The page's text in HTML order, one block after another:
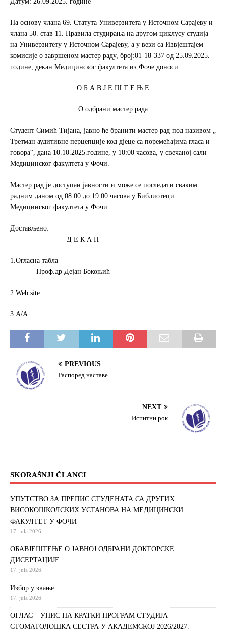
o
k
r
На основу члана 69. Статута Универзитета у Источном Сарајеву и
чланa 50. став 11. Правила студирања на другом циклусу студија
на Универзитету у Источном Сарајеву, а у вези са Извјештајем
комисије о завршеном мастер раду, број:01-18-337 од 25.09.2025.
године, декан Медицинског факултета из Фоче доноси
О Б А В Ј Е Ш Т Е Њ Е
О одбрани мастер рада
Студент Симић Тијана, јавно ће бранити мастер рад под називом „
Третман аудитивне перцепције код дјеце са поремећајима гласа и
говора“, дана 10.10.2025.године, у 10:00 часова, у свечаној сали
Медицинског факултета у Фочи.
Мастер рад је доступан јавности и може се погледати сваким
радним даном од 08:00 до 19:00 часова у Библиотеци
Медицинског факултета у Фочи.
Достављено:
Д Е К А Н
1.Огласна табла
Проф.др Дејан Бокоњић
2.Web site
3.А/А
PREVIOUS
Распоред наставе
NEXT
Испитни рок
SKORAŠNJI ČLANCI
УПУТСТВО ЗА ПРЕПИС СТУДЕНАТА СА ДРУГИХ
ВИСОКОШКОЛСКИХ УСТАНОВА НА МЕДИЦИНСКИ
ФАКУЛТЕТ У ФОЧИ
17. jula 2026.
ОБАВЈЕШТЕЊЕ О ЈАВНОЈ ОДБРАНИ ДОКТОРСКЕ
ДИСЕРТАЦИЈЕ
17. jula 2026.
Избор у звање
17. jula 2026.
ОГЛАС – УПИС НА КРАТКИ ПРОГРАМ СТУДИЈА
СТОМАТОЛОШКА СЕСТРА У АКАДЕМСКОЈ 2026/2027.